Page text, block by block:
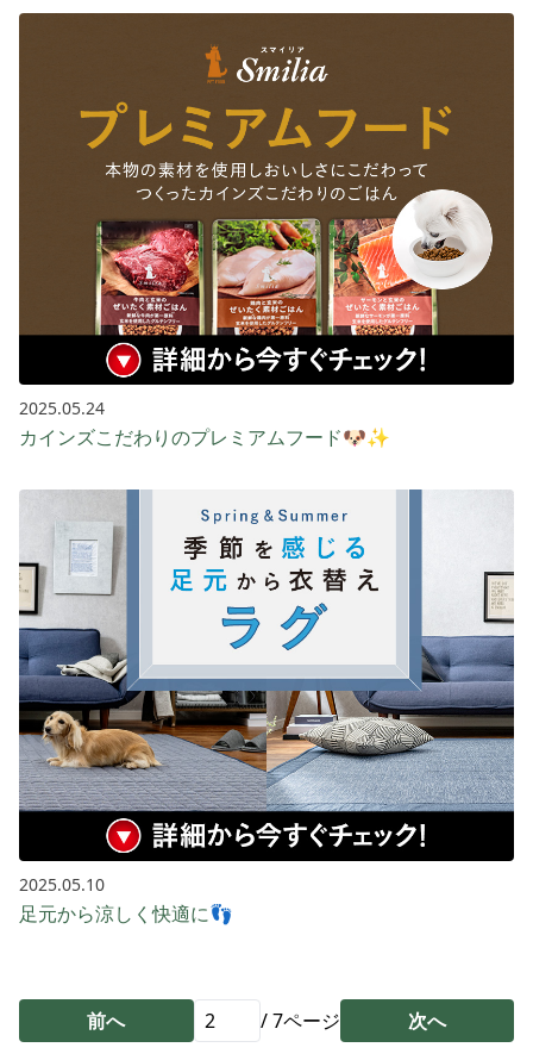
2025.05.24
カインズこだわりのプレミアムフード🐶✨
2025.05.10
足元から涼しく快適に👣
前へ /7ページ 次へ